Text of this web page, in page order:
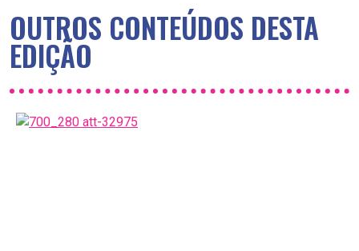
OUTROS CONTEÚDOS DESTA
EDIÇÃO